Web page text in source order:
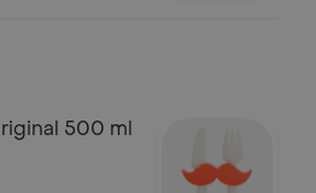
500 ml